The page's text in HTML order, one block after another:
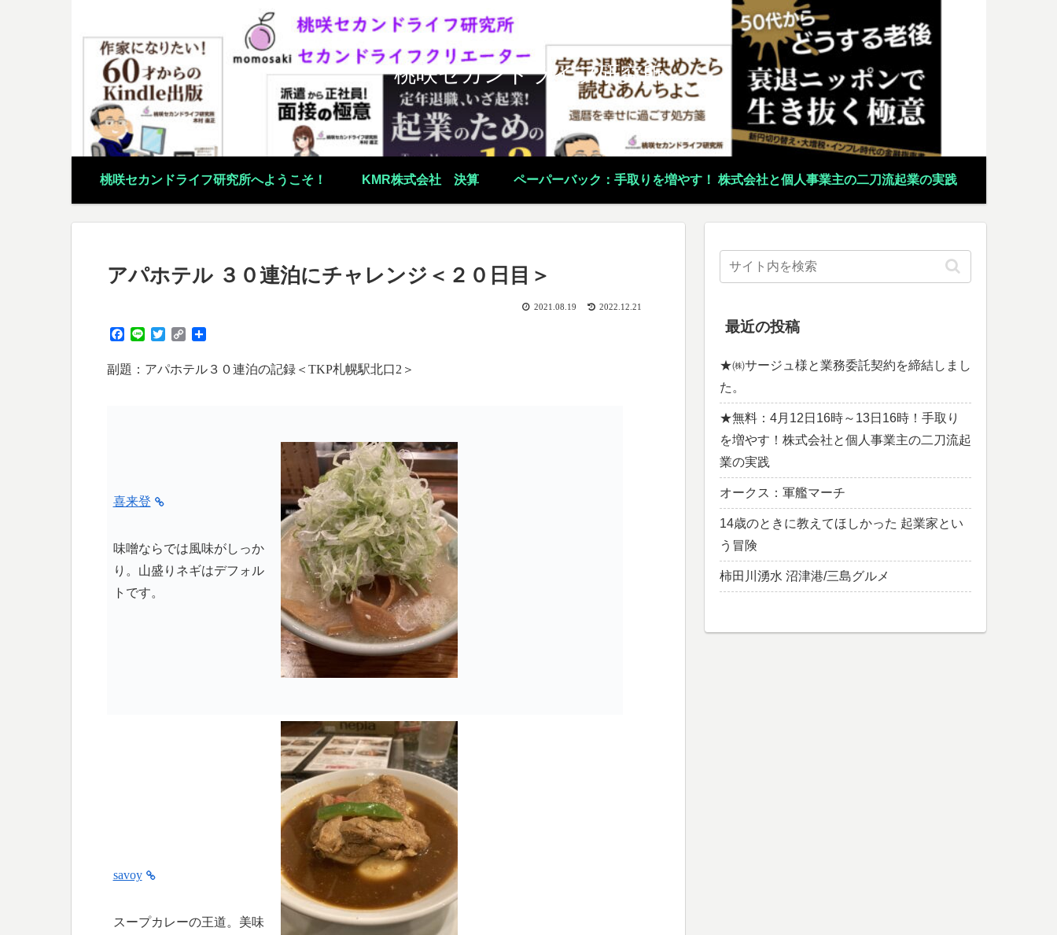
桃咲セカンドライフ研究所
桃咲セカンドライフ研究所へようこそ！ KMR株式会社 決算 ペーパーバック：手取りを増やす！ 株式会社と個人事業主の二刀流起業の実践
アパホテル ３０連泊にチャレンジ＜２０日目＞
2021.08.19 2022.12.21
c
e
n
e
i
t
p
y
副題：アパホテル３０連泊の記録＜TKP札幌駅北口2＞
喜来登
味噌ならでは風味がしっか
り。山盛りネギはデフォル
トです。
savoy
スープカレーの王道。美味
最近の投稿
★㈱サージュ様と業務委託契約を締結しまし
た。
★無料：4月12日16時～13日16時！手取り
を増やす！株式会社と個人事業主の二刀流起
業の実践
オークス：軍艦マーチ
14歳のときに教えてほしかった 起業家とい
う冒険
柿田川湧水 沼津港/三島グルメ